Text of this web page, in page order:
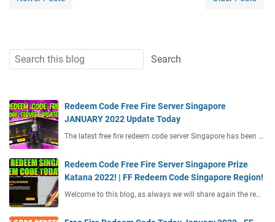
Redeem Code Free Fire Server Singapore
JANUARY 2022 Update Today
The latest free fire redeem code server Singapore has been …
Redeem Code Free Fire Server Singapore Prize
Katana 2022! | FF Redeem Code Singapore Region!
Welcome to this blog, as always we will share again the re…